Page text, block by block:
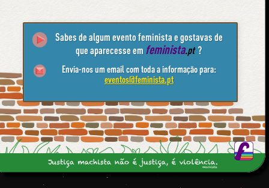
Sabes de algum evento feminista e gostavas de
que aparecesse em feminista.pt ?
Envia-nos um email com toda a informação para:
eventos@feminista.pt